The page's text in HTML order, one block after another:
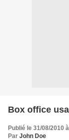
Box office
Publié le 31/08/2010
Par John Doe